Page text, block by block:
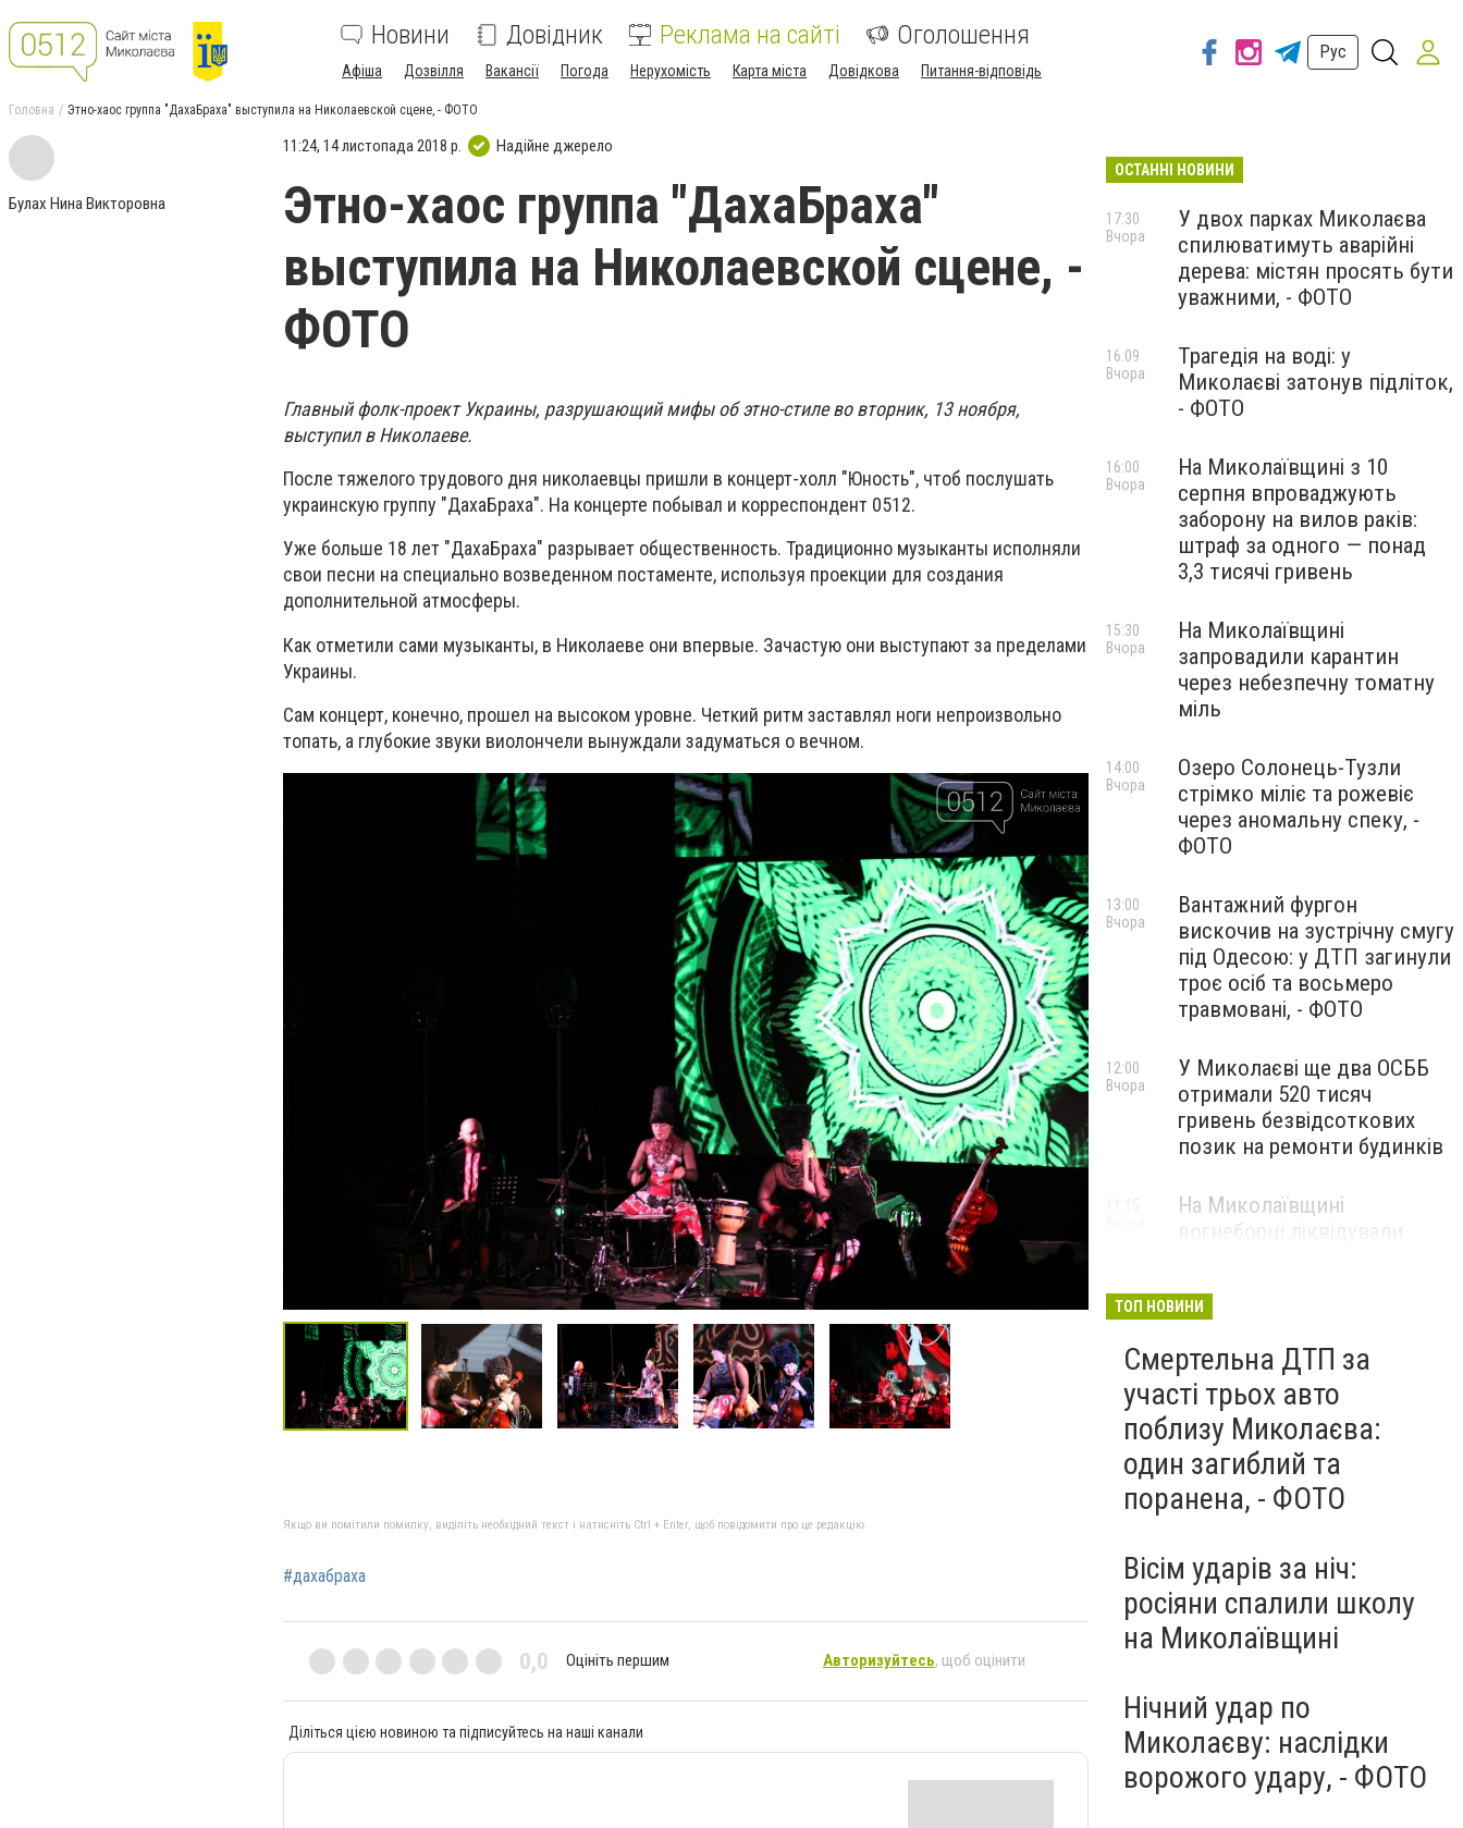
Новини Довідник Реклама на сайті Оголошення
Афіша Дозвілля Вакансії Погода Нерухомість Карта міста Довідкова Питання-відповідь
Рус
Головна ​Этно-хаос группа "ДахаБраха" выступила на Николаевской сцене, - ФОТО
Булах Нина Викторовна
11:24, 14 листопада 2018 р. Надійне джерело
​Этно-хаос группа "ДахаБраха"
выступила на Николаевской сцене, -
ФОТО
Главный фолк-проект Украины, разрушающий мифы об этно-стиле во вторник, 13 ноября,
выступил в Николаеве.
После тяжелого трудового дня николаевцы пришли в концерт-холл "Юность", чтоб послушать
украинскую группу "ДахаБраха". На концерте побывал и корреспондент 0512.
Уже больше 18 лет "ДахаБраха" разрывает общественность. Традиционно музыканты исполняли
свои песни на специально возведенном постаменте, используя проекции для создания
дополнительной атмосферы.
Как отметили сами музыканты, в Николаеве они впервые. Зачастую они выступают за пределами
Украины.
Сам концерт, конечно, прошел на высоком уровне. Четкий ритм заставлял ноги непроизвольно
топать, а глубокие звуки виолончели вынуждали задуматься о вечном.
Якщо ви помітили помилку, виділіть необхідний текст і натисніть Ctrl + Enter, щоб повідомити про це редакцію
#дахабраха
0,0 Оцініть першим Авторизуйтесь, щоб оцінити
Діліться цією новиною та підписуйтесь на наші канали
ОСТАННІ НОВИНИ
У двох парках Миколаєва
спилюватимуть аварійні
дерева: містян просять бути
уважними, - ФОТО
17:30
Вчора
Трагедія на воді: у
Миколаєві затонув підліток,
- ФОТО
16:09
Вчора
На Миколаївщині з 10
серпня впроваджують
заборону на вилов раків:
штраф за одного — понад
3,3 тисячі гривень
16:00
Вчора
На Миколаївщині
запровадили карантин
через небезпечну томатну
міль
15:30
Вчора
Озеро Солонець-Тузли
стрімко міліє та рожевіє
через аномальну спеку, -
ФОТО
14:00
Вчора
Вантажний фургон
вискочив на зустрічну смугу
під Одесою: у ДТП загинули
троє осіб та восьмеро
травмовані, - ФОТО
13:00
Вчора
У Миколаєві ще два ОСББ
отримали 520 тисяч
гривень безвідсоткових
позик на ремонти будинків
12:00
Вчора
На Миколаївщині
вогнеборці ліквідували
ТОП НОВИНИ
Смертельна ДТП за
участі трьох авто
поблизу Миколаєва:
один загиблий та
поранена, - ФОТО
Вісім ударів за ніч:
росіяни спалили школу
на Миколаївщині
Нічний удар по
Миколаєву: наслідки
ворожого удару, - ФОТО